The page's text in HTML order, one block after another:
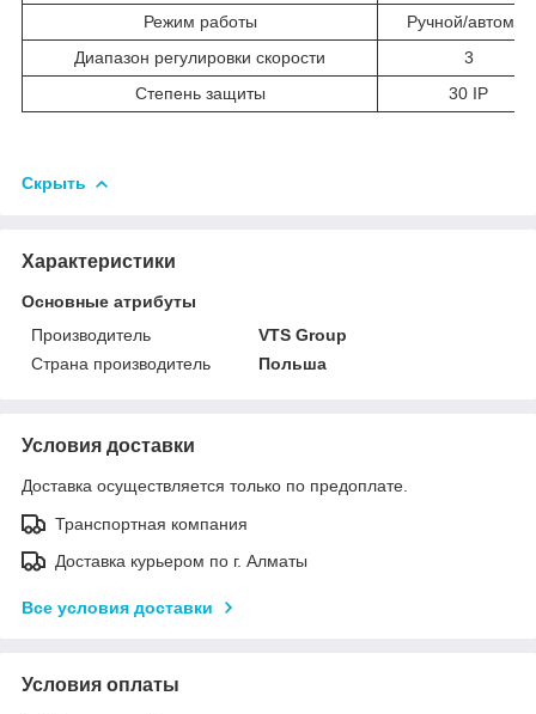
Режим работы
Ручной/автомат
Диапазон регулировки скорости
3
Cтепень защиты
30 IP
Скрыть
Характеристики
Основные атрибуты
Производитель
VTS Group
Страна производитель
Польша
Условия доставки
Доставка осуществляется только по предоплате.
Транспортная компания
Доставка курьером по г. Алматы
Все условия доставки
Условия оплаты